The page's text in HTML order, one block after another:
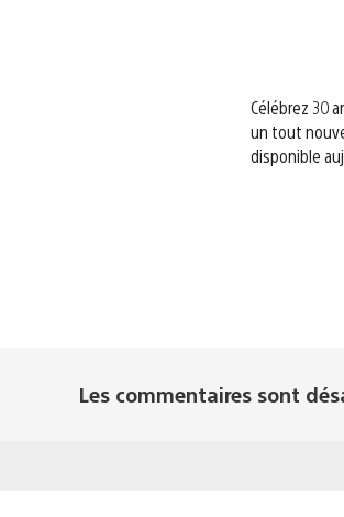
Célébrez 30
un tout
disponible
Les commentaires sont